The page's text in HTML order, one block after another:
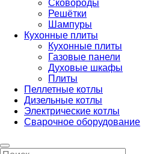
Сковороды
Решётки
Шампуры
Кухонные плиты
Кухонные плиты
Газовые панели
Духовые шкафы
Плиты
Пеллетные котлы
Дизельные котлы
Электрические котлы
Сварочное оборудование